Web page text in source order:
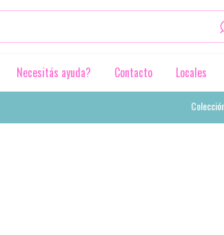
Necesitás ayuda? Contacto Locales
Colección Verano pa'l alma